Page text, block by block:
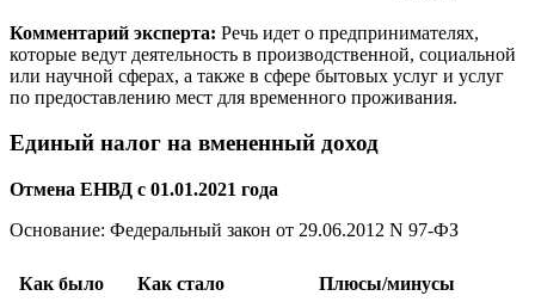
Комментарий эксперта: Речь идет о предпринимателях,
которые ведут деятельность в производственной, социальной
или научной сферах, а также в сфере бытовых услуг и услуг
по предоставлению мест для временного проживания.
Единый налог на вмененный доход
Отмена ЕНВД с 01.01.2021 года
Основание: Федеральный закон от 29.06.2012 N 97-ФЗ
Как было Как стало Плюсы/минусы